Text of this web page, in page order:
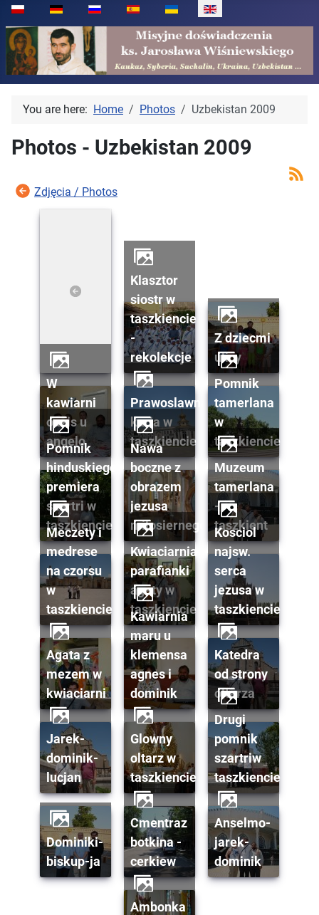
Select your language
You are here: Home Photos Uzbekistan 2009
Photos - Uzbekistan 2009
Zdjęcia / Photos
klasztor
siostr w
taszkiencie
-
rekolekcje
z dziecmi
ulicy
w
kawiarni
oazis u
angelo
prawoslawna
kuria w
taszkiencie
pomnik
tamerlana
w
taszkiencie
pomnik
hinduskiego
premiera
szartri w
taszkiencie
nawa
boczne z
obrazem
jezusa
milosiernego
muzeum
tamerlana
-
taszkient
meczety i
medrese
na czorsu
w
taszkiencie
kwiaciarnia
parafianki
agaty w
taszkiencie
kosciol
najsw.
serca
jezusa w
taszkiencie
agata z
mezem w
kwiaciarni
kawiarnia
maru u
klemensa
agnes i
dominik
katedra
od strony
oltarza
jarek-
dominik-
lucjan
glowny
oltarz w
taszkiencie
drugi
pomnik
szartriw
taszkiencie
dominiki-
biskup-ja
cmentraz
botkina -
cerkiew
anselmo-
jarek-
dominik
ambonka